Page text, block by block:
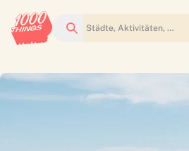
Suchen